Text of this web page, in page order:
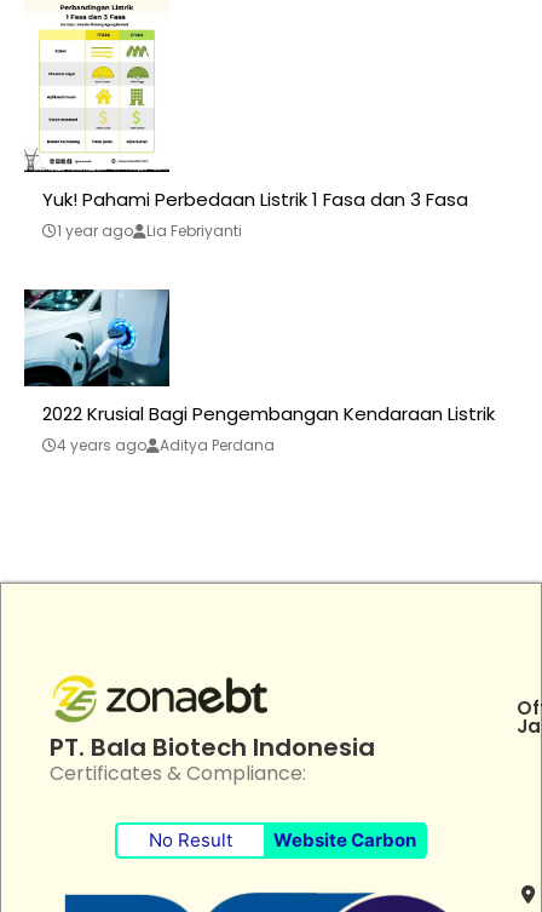
Yuk! Pahami Perbedaan Listrik 1 Fasa dan 3 Fasa
1 year ago Lia Febriyanti
2022 Krusial Bagi Pengembangan Kendaraan Listrik
4 years ago Aditya Perdana
PT. Bala Biotech Indonesia
Certificates & Compliance:
No Result Website Carbon